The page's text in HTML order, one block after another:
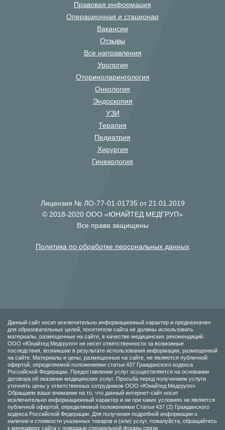
Правовая информация
Операционная и стационар
Вакансии
Отзывы
Все направления
Урология
Оториноларингология
Онкология
Эндоскопия
УЗИ
Терапия
Педиатрия
Хирургия
Гинекология
Лицензия № ЛО-77-01-01735 от 21.01.2019
© 2018-2020 ООО «ЮНАЙТЕД МЕДГРУП»
Все права защищены
Политика по обработке персональных данных
Данный сайт носит исключительно информационный характер и предназначен
для образовательных целей, посетители сайта не должны использовать
материалы, размещенные на сайте, в качестве медицинских рекомендаций.
ООО «Юнайтед Медгрупп» не несет ответственности за возможные
последствия, возникшие в результате использования информации, размещенной
на сайте. Материалы и цены, размещенные на сайте, не являются публичной
офертой, определяемой положениями статьи 437 Гражданского кодекса
Российской Федерации. Предоставление услуг осуществляется на основании
договора об оказании медицинских услуг. Просьба перед получением услуги
уточнять цены у ответственных сотрудников ООО «Юнайтед Медгрупп».
Обращаем ваше внимание на то, что данный интернет-сайт носит
исключительно информационный характер и ни при каких условиях не является
публичной офертой, определяемой положениями Статьи 437 (2) Гражданского
кодекса Российской Федерации. Для получения подробной информации о
наличии и стоимости указанных товаров и (или) услуг, пожалуйста, обращайтесь
к менеджеру сайта с помощью специальной формы связи.